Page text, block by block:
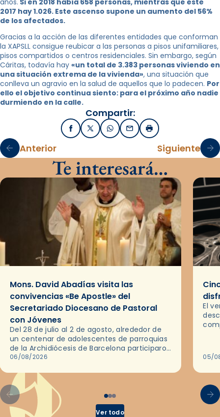
años. Si en 2018 había 658 personas, mientras que este
2017 hay 1.026. Este ascenso supone un aumento del 56%
de los afectados.
Gracias a la acción de las diferentes entidades que conforman
la XAPSLL consigue reubicar a las personas a pisos unifamiliares,
pisos compartidos o centros residenciales. Sin embargo, según
Cáritas, todavía hay «un total de 3.383 personas viviendo en
una situación extrema de la vivienda», una situación que
conlleva un agravio en la salud de aquellos que lo padecen. Por
ello el objetivo continua siento: para el próximo año nadie
durmiendo en la calle.
Compartir:
FacebookX / TwitterWhatsApp
EmailImprimir
Anterior Siguiente
Te interesará…
Mons. David Abadías visita las
convivencias «Be Apostle» del
Secretariado Diocesano de Pastoral
con Jóvenes
Del 28 de julio al 2 de agosto, alrededor de
un centenar de adolescentes de parroquias
de la Archidiócesis de Barcelona participaron
en las convivencias Be Apostle, organizadas
06/08/2026
El
05/
Ver todo